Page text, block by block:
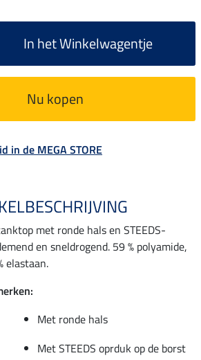
In het Winkelwagentje
Nu kopen
in de MEGA STORE
met ronde hals en STEEDS-
en sneldrogend. 59 % polyamide,
elastaan.
Met ronde hals
Met STEEDS oprduk op de borst